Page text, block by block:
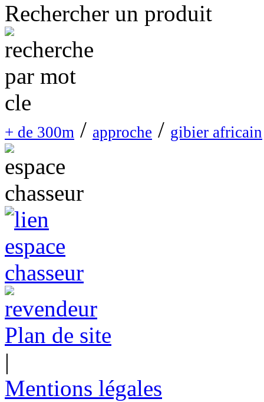
Rechercher un produit
+ de 300m / approche / gibier africain
Plan de site
|
Mentions légales